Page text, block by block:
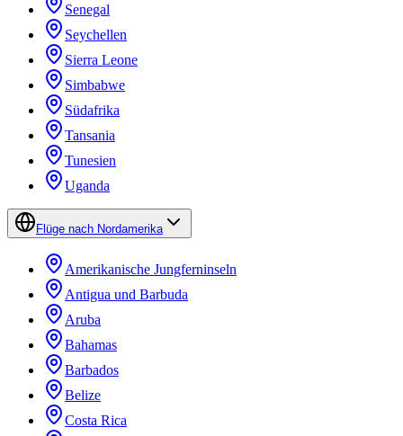
Senegal
Seychellen
Sierra Leone
Simbabwe
Südafrika
Tansania
Tunesien
Uganda
Flüge nach Nordamerika
Amerikanische Jungferninseln
Antigua und Barbuda
Aruba
Bahamas
Barbados
Belize
Costa Rica